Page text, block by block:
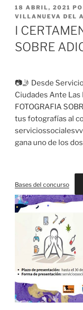
PUBLICADO
EL
18 ABRIL, 2021
VILLANUEVA DEL
I
SOBRE
📷🤳 Desde
Ciudades Ante Las
FOTOGRAFIA
tus fotografías al
gana uno de los
Bases del concurso